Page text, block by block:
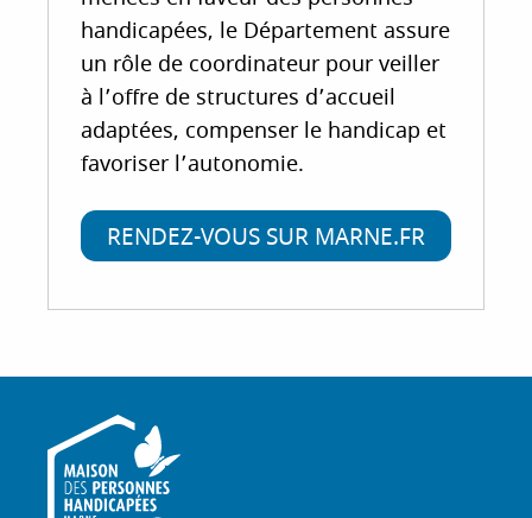
handicapées, le Département assure
un rôle de coordinateur pour veiller
à l’offre de structures d’accueil
adaptées, compenser le handicap et
favoriser l’autonomie.
RENDEZ-VOUS SUR MARNE.FR